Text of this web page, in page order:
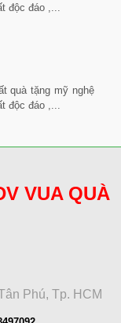
độc đáo ,...
quà tặng mỹ nghệ
độc đáo ,...
VUA QUÀ
Phú, Tp. HCM